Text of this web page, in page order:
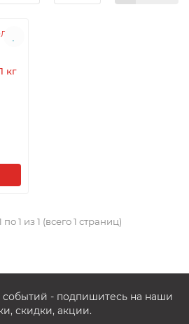
кг
1 из 1 (всего 1 страниц)
событий - подпишитесь на наши
скидки, акции.